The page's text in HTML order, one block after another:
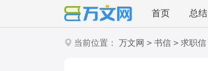
首页 总结
当前位置： 万文网 > 书信 > 求职信